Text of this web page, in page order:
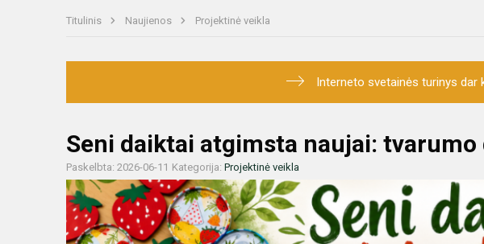
Titulinis Naujienos Projektinė veikla
Interneto svetainės turinys dar
Seni daiktai atgimsta naujai:
Paskelbta: 2026-06-11 Kategorija: Projektinė veikla